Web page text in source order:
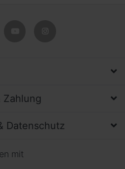
Zahlung
Datenschutz
mit